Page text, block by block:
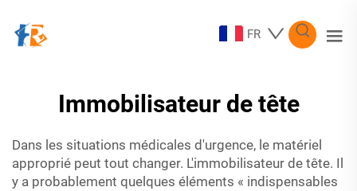
FR
Immobilisateur de tête
Dans les situations médicales d'urgence, le matériel
approprié peut tout changer. L'immobilisateur de tête. Il
y a probablement quelques éléments « indispensables